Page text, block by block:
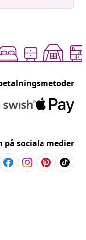
på sociala medier